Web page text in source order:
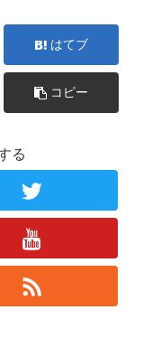
はてブ
コピー
る